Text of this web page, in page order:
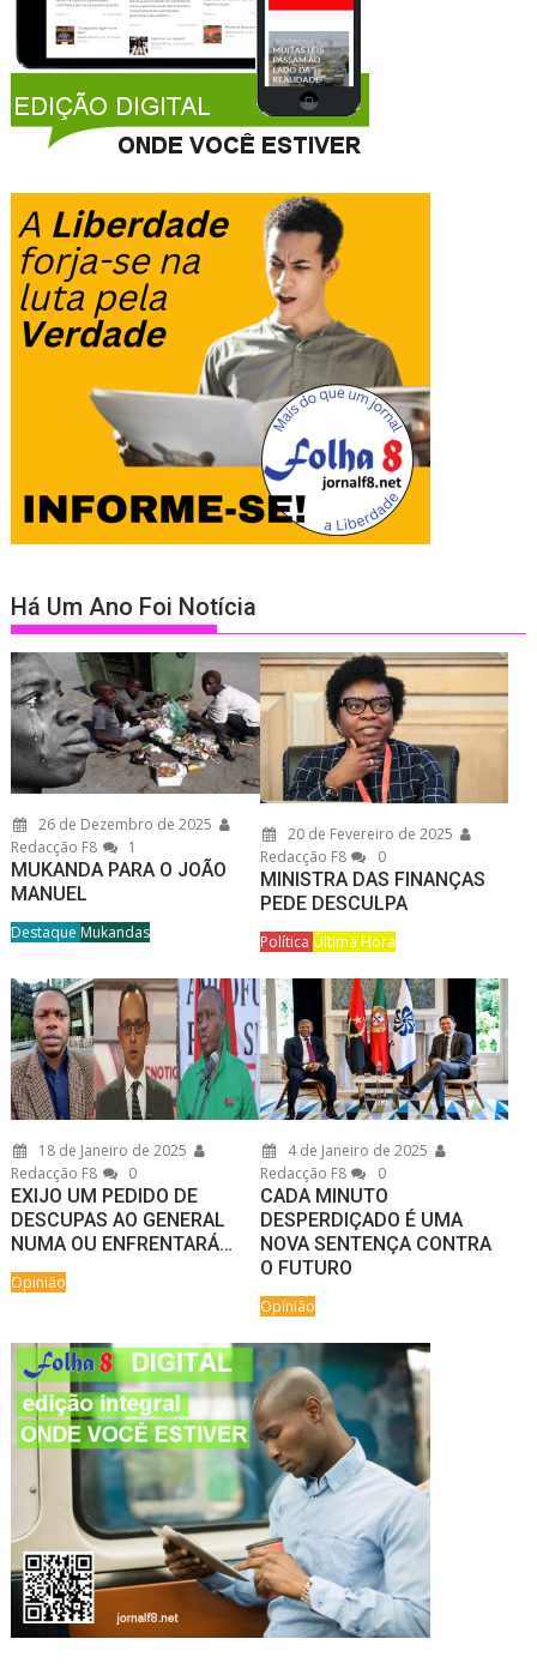
Há Um Ano Foi Notícia
26 de Dezembro de 2025
Redacção F8
1
MUKANDA PARA O JOÃO
MANUEL
Destaque Mukandas
20 de Fevereiro de 2025
Redacção F8
0
MINISTRA DAS FINANÇAS
PEDE DESCULPA
Política Última Hora
18 de Janeiro de 2025
Redacção F8
0
EXIJO UM PEDIDO DE
DESCUPAS AO GENERAL
NUMA OU ENFRENTARÁ…
Opinião
4 de Janeiro de 2025
Redacção F8
0
CADA MINUTO
DESPERDIÇADO É UMA
NOVA SENTENÇA CONTRA
O FUTURO
Opinião